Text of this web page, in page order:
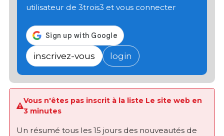
utilisateur de 3trois3 et vous connecter
inscrivez-vous login
Vous n'êtes pas inscrit à la liste Le site web en
3 minutes
Un résumé tous les 15 jours des nouveautés de